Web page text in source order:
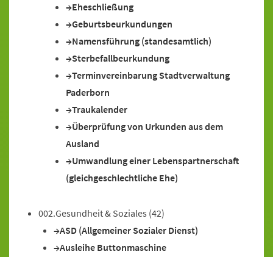
Eheschließung
Geburtsbeurkundungen
Namensführung (standesamtlich)
Sterbefallbeurkundung
Terminvereinbarung Stadtverwaltung
Paderborn
Traukalender
Überprüfung von Urkunden aus dem
Ausland
Umwandlung einer Lebenspartnerschaft
(gleichgeschlechtliche Ehe)
002.Gesundheit & Soziales (42)
ASD (Allgemeiner Sozialer Dienst)
Ausleihe Buttonmaschine